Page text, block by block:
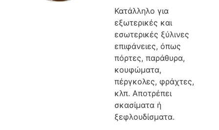
Κατάλληλο για
εξωτερικές και
εσωτερικές ξύλινες
επιφάνειες, όπως
πόρτες, παράθυρα,
κουφώματα,
πέργκολες, φράχτες,
κλπ. Αποτρέπει
σκασίματα ή
ξεφλουδίσματα.